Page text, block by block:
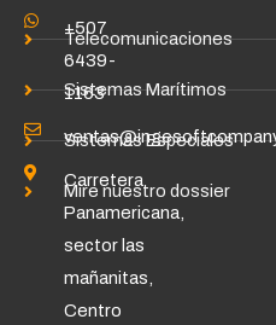
+507
6439-
1163
Carretera
Panamericana,
sector las
mañanitas,
Centro
Telecomunicaciones
Sistemas Marítimos
Sistemas Especiales
Mire nuestro dossier